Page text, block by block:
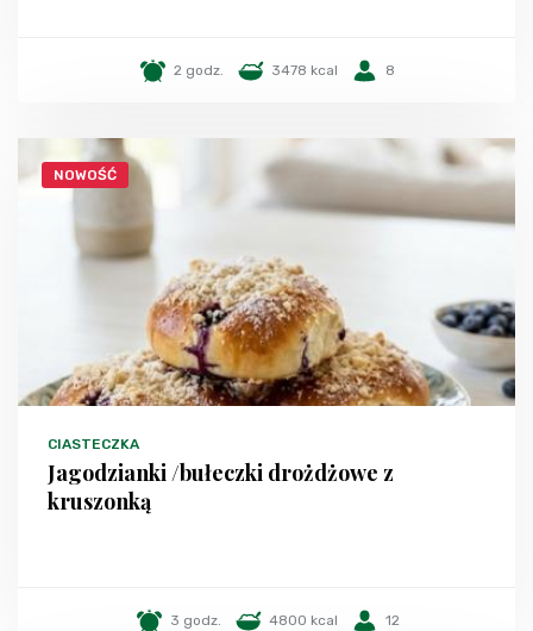
2 godz. 3478 kcal 8
NOWOŚĆ
CIASTECZKA
Jagodzianki /bułeczki drożdżowe z
kruszonką
3 godz. 4800 kcal 12